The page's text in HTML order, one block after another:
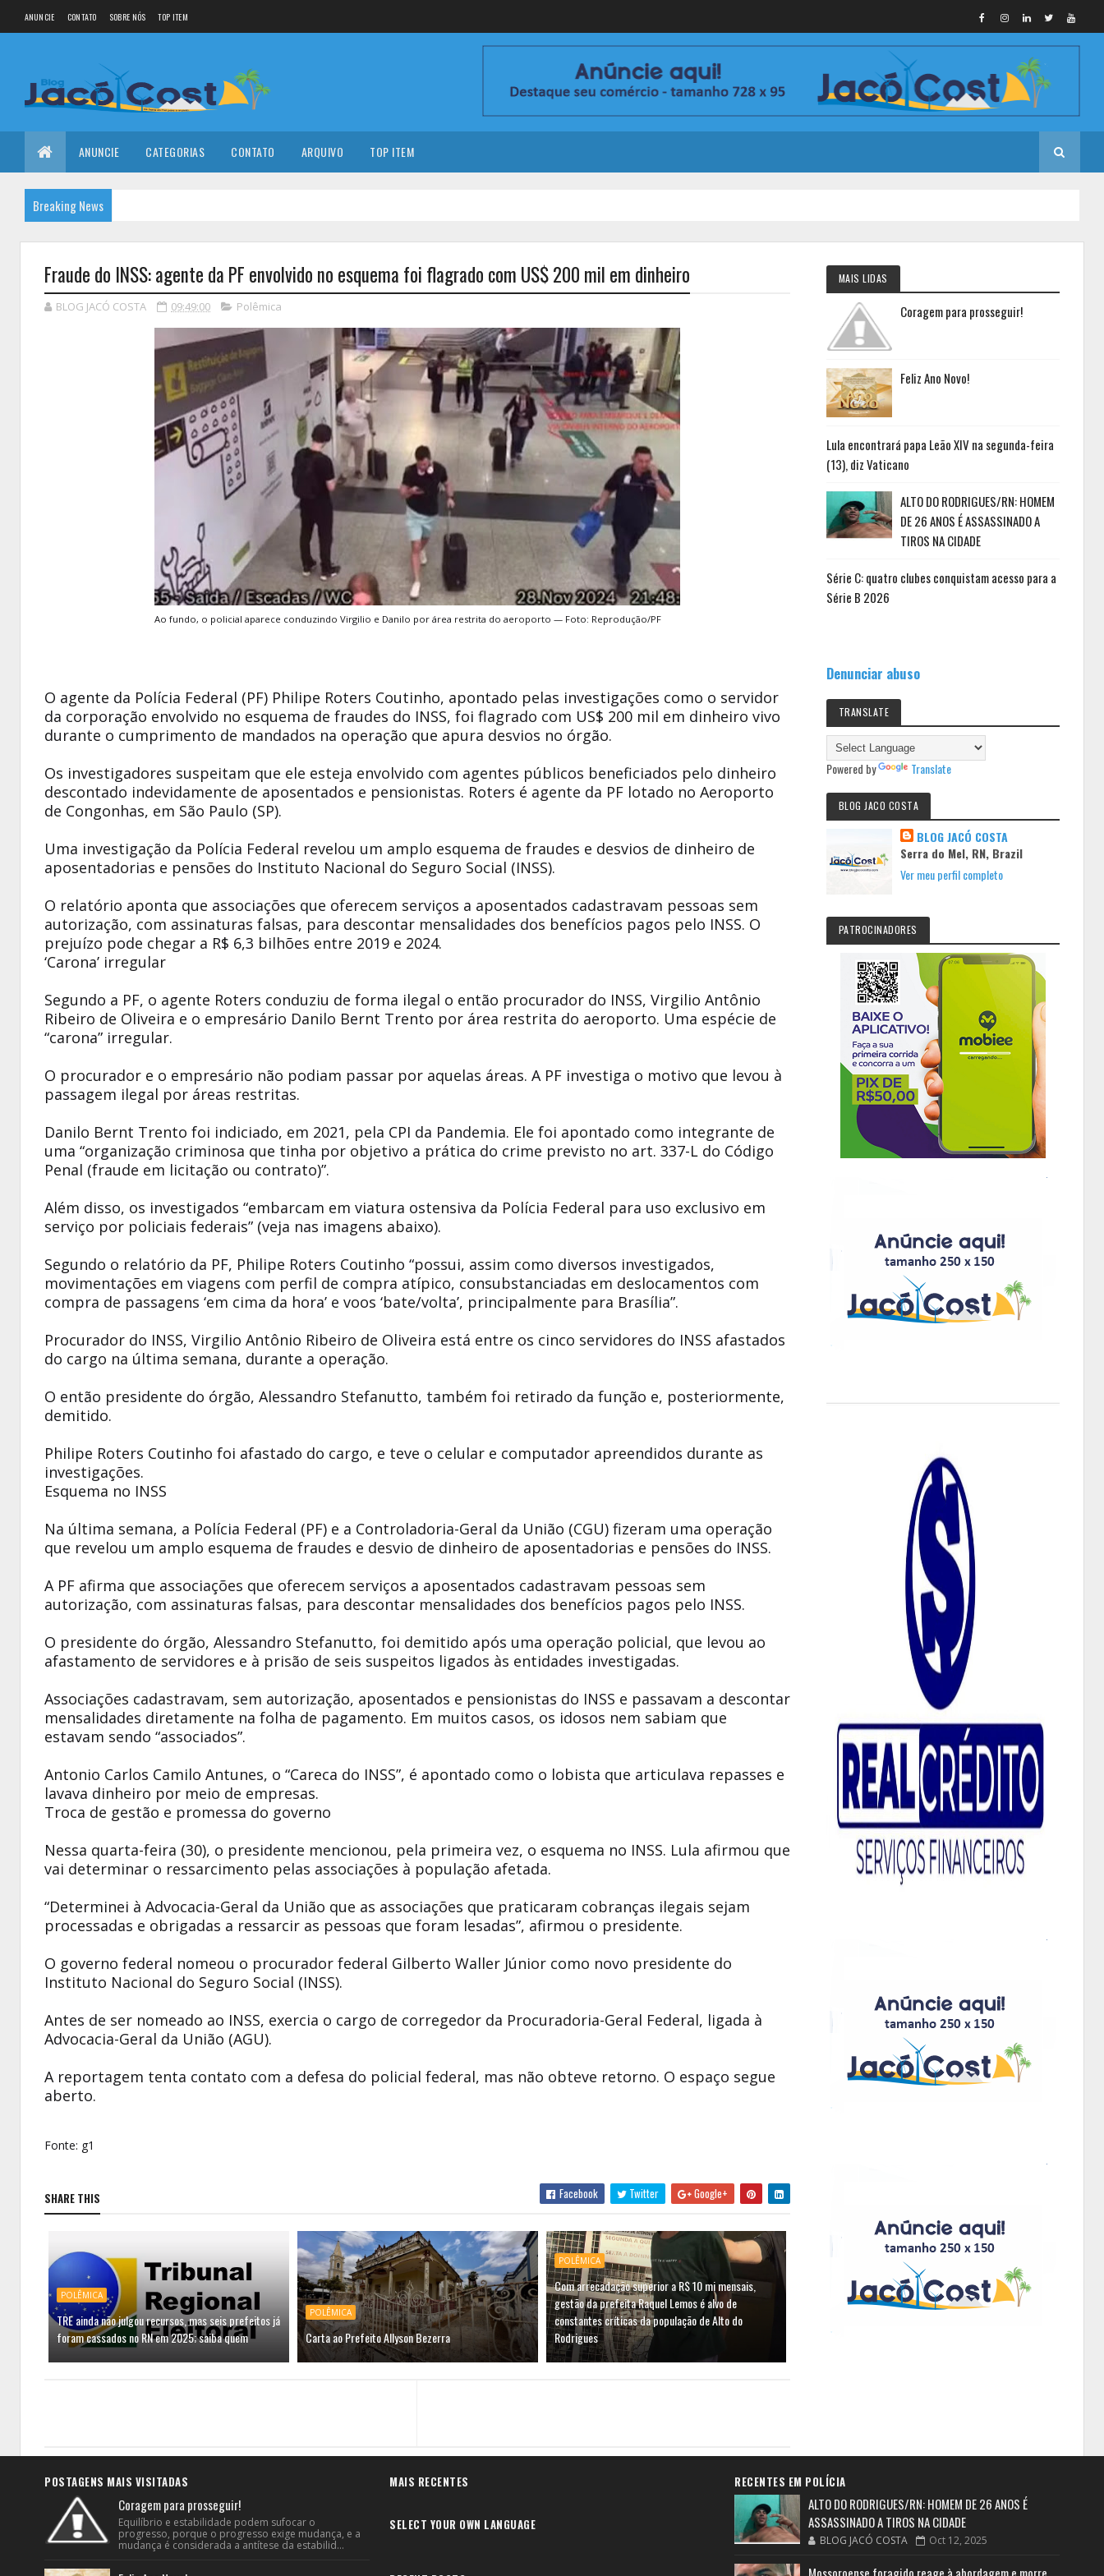
ANUNCIE CONTATO SOBRE NÓS TOP ITEM
ANUNCIE CATEGORIAS CONTATO ARQUIVO TOP ITEM
Breaking News
Fraude do INSS: agente da PF envolvido no esquema foi flagrado com US$ 200 mil em dinheiro
BLOG JACÓ COSTA 09:49:00 Polêmica
Ao fundo, o policial aparece conduzindo Virgilio e Danilo por área restrita do aeroporto — Foto: Reprodução/PF
O agente da Polícia Federal (PF) Philipe Roters Coutinho, apontado pelas investigações como o servidor
da corporação envolvido no esquema de fraudes do INSS, foi flagrado com US$ 200 mil em dinheiro vivo
durante o cumprimento de mandados na operação que apura desvios no órgão.
Os investigadores suspeitam que ele esteja envolvido com agentes públicos beneficiados pelo dinheiro
descontado indevidamente de aposentados e pensionistas. Roters é agente da PF lotado no Aeroporto
de Congonhas, em São Paulo (SP).
Uma investigação da Polícia Federal revelou um amplo esquema de fraudes e desvios de dinheiro de
aposentadorias e pensões do Instituto Nacional do Seguro Social (INSS).
O relatório aponta que associações que oferecem serviços a aposentados cadastravam pessoas sem
autorização, com assinaturas falsas, para descontar mensalidades dos benefícios pagos pelo INSS. O
prejuízo pode chegar a R$ 6,3 bilhões entre 2019 e 2024.
‘Carona’ irregular
Segundo a PF, o agente Roters conduziu de forma ilegal o então procurador do INSS, Virgilio Antônio
Ribeiro de Oliveira e o empresário Danilo Bernt Trento por área restrita do aeroporto. Uma espécie de
“carona” irregular.
O procurador e o empresário não podiam passar por aquelas áreas. A PF investiga o motivo que levou à
passagem ilegal por áreas restritas.
Danilo Bernt Trento foi indiciado, em 2021, pela CPI da Pandemia. Ele foi apontado como integrante de
uma “organização criminosa que tinha por objetivo a prática do crime previsto no art. 337-L do Código
Penal (fraude em licitação ou contrato)”.
Além disso, os investigados “embarcam em viatura ostensiva da Polícia Federal para uso exclusivo em
serviço por policiais federais” (veja nas imagens abaixo).
Segundo o relatório da PF, Philipe Roters Coutinho “possui, assim como diversos investigados,
movimentações em viagens com perfil de compra atípico, consubstanciadas em deslocamentos com
compra de passagens ‘em cima da hora’ e voos ‘bate/volta’, principalmente para Brasília”.
Procurador do INSS, Virgilio Antônio Ribeiro de Oliveira está entre os cinco servidores do INSS afastados
do cargo na última semana, durante a operação.
O então presidente do órgão, Alessandro Stefanutto, também foi retirado da função e, posteriormente,
demitido.
Philipe Roters Coutinho foi afastado do cargo, e teve o celular e computador apreendidos durante as
investigações.
Esquema no INSS
Na última semana, a Polícia Federal (PF) e a Controladoria-Geral da União (CGU) fizeram uma operação
que revelou um amplo esquema de fraudes e desvio de dinheiro de aposentadorias e pensões do INSS.
A PF afirma que associações que oferecem serviços a aposentados cadastravam pessoas sem
autorização, com assinaturas falsas, para descontar mensalidades dos benefícios pagos pelo INSS.
O presidente do órgão, Alessandro Stefanutto, foi demitido após uma operação policial, que levou ao
afastamento de servidores e à prisão de seis suspeitos ligados às entidades investigadas.
Associações cadastravam, sem autorização, aposentados e pensionistas do INSS e passavam a descontar
mensalidades diretamente na folha de pagamento. Em muitos casos, os idosos nem sabiam que
estavam sendo “associados”.
Antonio Carlos Camilo Antunes, o “Careca do INSS”, é apontado como o lobista que articulava repasses e
lavava dinheiro por meio de empresas.
Troca de gestão e promessa do governo
Nessa quarta-feira (30), o presidente mencionou, pela primeira vez, o esquema no INSS. Lula afirmou que
vai determinar o ressarcimento pelas associações à população afetada.
“Determinei à Advocacia-Geral da União que as associações que praticaram cobranças ilegais sejam
processadas e obrigadas a ressarcir as pessoas que foram lesadas”, afirmou o presidente.
O governo federal nomeou o procurador federal Gilberto Waller Júnior como novo presidente do
Instituto Nacional do Seguro Social (INSS).
Antes de ser nomeado ao INSS, exercia o cargo de corregedor da Procuradoria-Geral Federal, ligada à
Advocacia-Geral da União (AGU).
A reportagem tenta contato com a defesa do policial federal, mas não obteve retorno. O espaço segue
aberto.
Fonte: g1
SHARE THIS Facebook Twitter Google+
POLÊMICA
TRE ainda não julgou recursos, mas seis prefeitos já
foram cassados no RN em 2025; saiba quem
POLÊMICA
Carta ao Prefeito Allyson Bezerra
POLÊMICA
Com arrecadação superior a R$ 10 mi mensais,
gestão da prefeita Raquel Lemos é alvo de
constantes críticas da população de Alto do
Rodrigues
MAIS LIDAS
Coragem para prosseguir!
Feliz Ano Novo!
Lula encontrará papa Leão XIV na segunda-feira
(13), diz Vaticano
ALTO DO RODRIGUES/RN: HOMEM
DE 26 ANOS É ASSASSINADO A
TIROS NA CIDADE
Série C: quatro clubes conquistam acesso para a
Série B 2026
Denunciar abuso
TRANSLATE
Powered by Translate
BLOG JACO COSTA
BLOG JACÓ COSTA
Serra do Mel, RN, Brazil
Ver meu perfil completo
PATROCINADORES
POSTAGENS MAIS VISITADAS
Coragem para prosseguir!
Equilíbrio e estabilidade podem sufocar o
progresso, porque o progresso exige mudança, e a
mudança é considerada a antítese da estabilid...
MAIS RECENTES
SELECT YOUR OWN LANGUAGE
RECENTES EM POLÍCIA
ALTO DO RODRIGUES/RN: HOMEM DE 26 ANOS É
ASSASSINADO A TIROS NA CIDADE
BLOG JACÓ COSTA Oct 12, 2025